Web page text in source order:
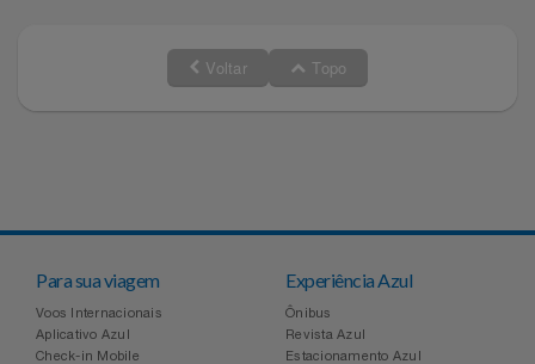
Voltar Topo
Para sua viagem
Voos Internacionais
Aplicativo Azul
Check-in Mobile
Experiência Azul
Ônibus
Revista Azul
Estacionamento Azul